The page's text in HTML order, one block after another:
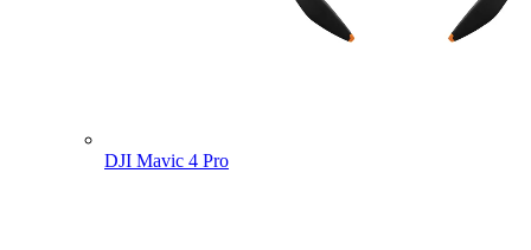
DJI Mavic 4 Pro